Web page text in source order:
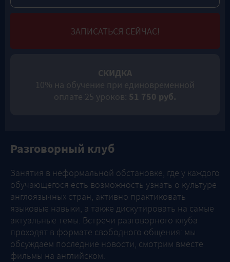
ЗАПИСАТЬСЯ СЕЙЧАС!
СКИДКА
10% на обучение при единовременной
оплате 25 уроков: 51 750 руб.
Разговорный клуб
Занятия в неформальной обстановке, где у каждого
обучающегося есть возможность узнать о культуре
англоязычных стран, активно практиковать
языковые навыки, а также дискутировать на самые
актуальные темы. Встречи разговорного клуба
проходят в формате свободного общения: мы
обсуждаем последние новости, смотрим вместе
фильмы на английском.